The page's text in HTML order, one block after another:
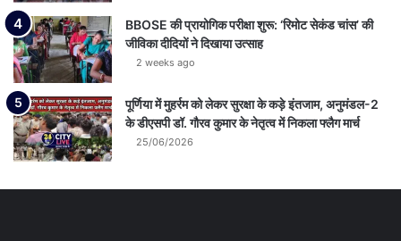
BBOSE की प्रायोगिक परीक्षा शुरू: ‘रिमोट सेकंड चांस’ की
जीविका दीदियों ने दिखाया उत्साह
2 weeks ago
पूर्णिया में मुहर्रम को लेकर सुरक्षा के कड़े इंतजाम, अनुमंडल-2
के डीएसपी डॉ. गौरव कुमार के नेतृत्व में निकला फ्लैग मार्च
25/06/2026